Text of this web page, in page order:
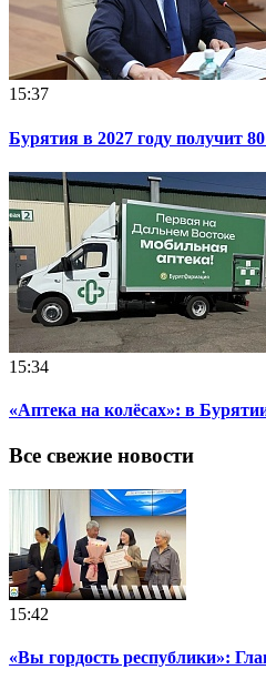
15:37
Бурятия в 2027 году получит
15:34
«Аптека на колёсах»: в
Все свежие новости
15:42
«Вы гордость республики»: